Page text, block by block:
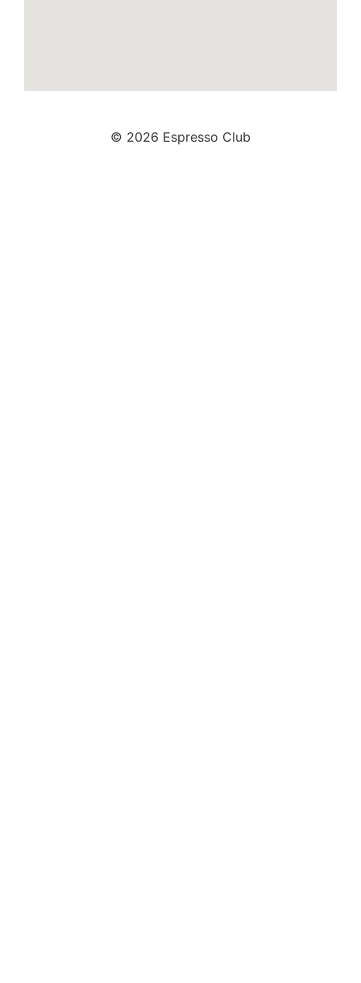
© 2026 Espresso Club